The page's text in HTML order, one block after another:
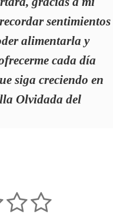
sentimientos
alimentarla y
cada día
siga creciendo en
Olvidada del